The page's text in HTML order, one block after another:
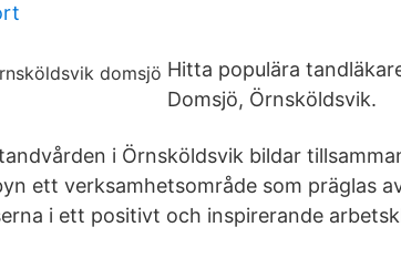
Hitta populära
Domsjö, Örnsköldsvik.
i Örnsköldsvik bildar
ett verksamhetsområde som präglas
i ett positivt och inspirerande